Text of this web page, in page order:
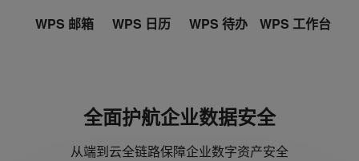
WPS 邮箱 WPS 日历 WPS 待办 WPS 工作台
全面护航企业数据安全
从端到云全链路保障企业数字资产安全